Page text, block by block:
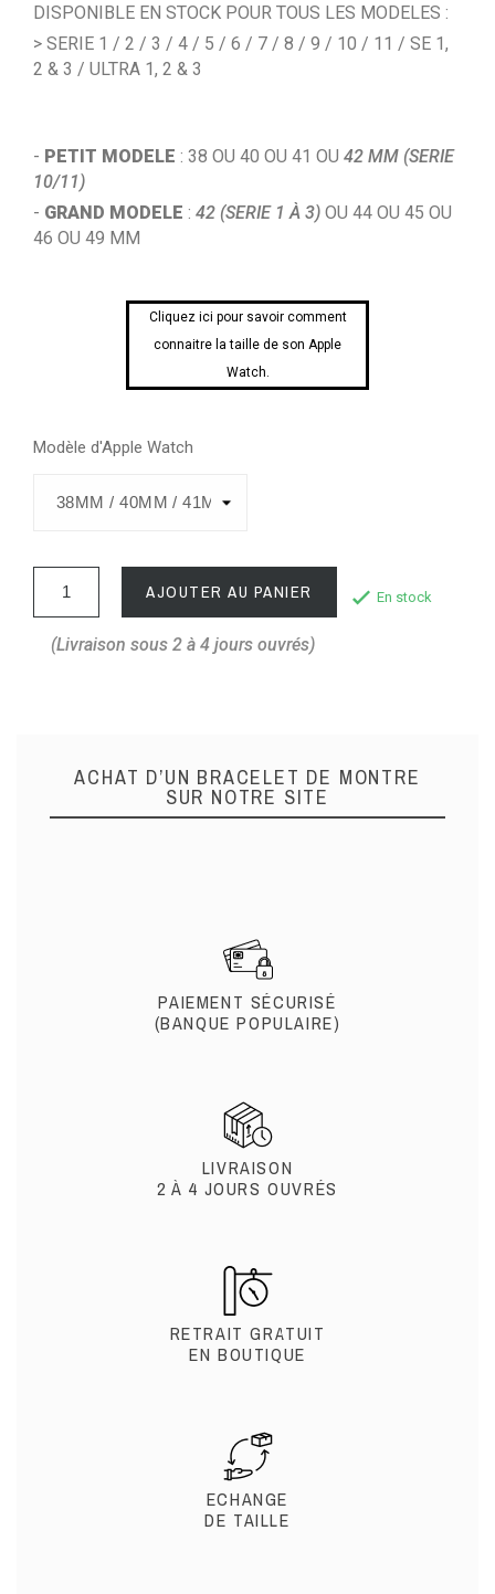
DISPONIBLE EN STOCK POUR TOUS LES MODELES :
> SERIE 1 / 2 / 3 / 4 / 5 / 6 / 7 / 8 / 9 / 10 / 11 / SE 1,
2 & 3 / ULTRA 1, 2 & 3
- PETIT MODELE : 38 OU 40 OU 41 OU 42 MM (SERIE
10/11)
- GRAND MODELE : 42 (SERIE 1 À 3) OU 44 OU 45 OU
46 OU 49 MM
Cliquez ici pour savoir comment
connaitre la taille de son Apple
Watch.
Modèle d'Apple Watch
AJOUTER AU PANIER En stock
(Livraison sous 2 à 4 jours ouvrés)
ACHAT D’UN BRACELET DE MONTRE
SUR NOTRE SITE
PAIEMENT SÉCURISÉ
(BANQUE POPULAIRE)
LIVRAISON
2 À 4 JOURS OUVRÉS
RETRAIT GRATUIT
EN BOUTIQUE
ECHANGE
DE TAILLE